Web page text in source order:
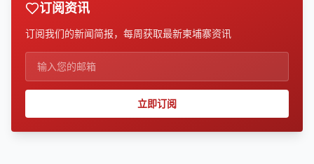
订阅资讯
订阅我们的新闻简报，每周获取最新柬埔寨资讯
立即订阅